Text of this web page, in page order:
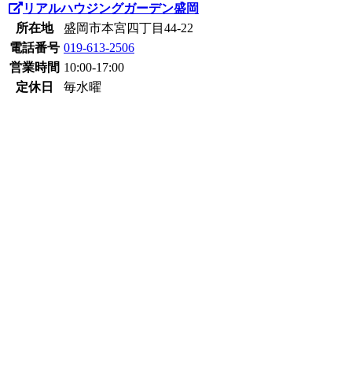
リアルハウジングガーデン盛岡
所在地
盛岡市本宮四丁目44-22
電話番号 019-613-2506
営業時間 10:00-17:00
定休日
毎水曜